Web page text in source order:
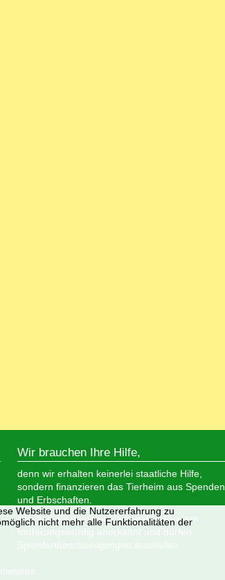
Wir brauchen Ihre Hilfe,
denn wir erhalten keinerlei staatliche Hilfe,
sondern finanzieren das Tierheim aus Spenden
und Erbschaften.
Wir sind als gemeinnützig und besonders
förderungswürdig anerkannt und dürfen
Spendenbescheinigungen ausstellen.
Website und die Nutzererfahrung zu
nicht mehr alle Funktionalitäten der